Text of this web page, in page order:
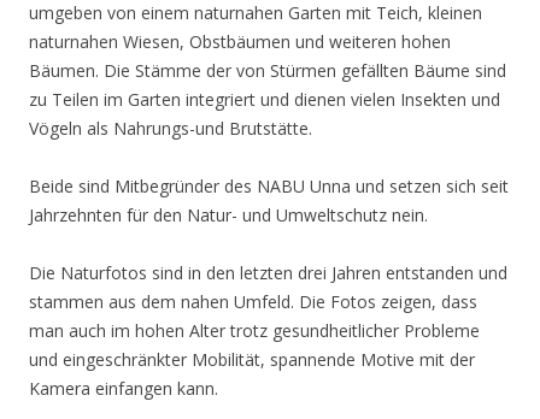
umgeben von einem naturnahen Garten mit Teich, kleinen
naturnahen Wiesen, Obstbäumen und weiteren hohen
Bäumen. Die Stämme der von Stürmen gefällten Bäume sind
zu Teilen im Garten integriert und dienen vielen Insekten und
Vögeln als Nahrungs-und Brutstätte.
Beide sind Mitbegründer des NABU Unna und setzen sich seit
Jahrzehnten für den Natur- und Umweltschutz nein.
Die Naturfotos sind in den letzten drei Jahren entstanden und
stammen aus dem nahen Umfeld. Die Fotos zeigen, dass
man auch im hohen Alter trotz gesundheitlicher Probleme
und eingeschränkter Mobilität, spannende Motive mit der
Kamera einfangen kann.